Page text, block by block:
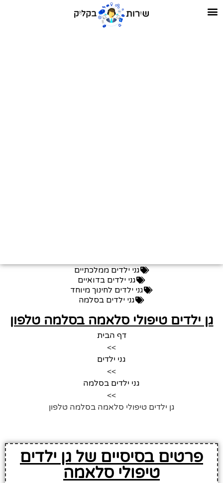
גני ילדים ממלכתיים
גני ילדים בדואיים
גני ילדים לחינוך מיוחד
גני ילדים בסלמה
גן ילדים טיפולי סלאמה בסלמה טלפון
דף הבית
>>
גני ילדים
>>
גני ילדים בסלמה
>>
גן ילדים טיפולי סלאמה בסלמה טלפון
פרטים בסיסיים של גן ילדים
טיפולי סלאמה